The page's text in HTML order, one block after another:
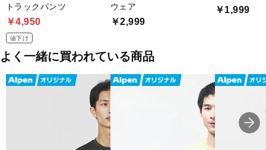
トラックパンツ
￥4,950
値下げ
ウェア
￥2,999
￥1,999
よく一緒に買われている商品